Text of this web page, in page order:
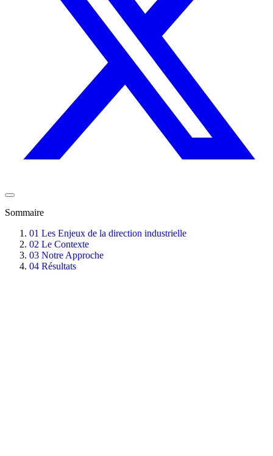
Sommaire
01 Les Enjeux de la direction industrielle
02 Le Contexte
03 Notre Approche
04 Résultats